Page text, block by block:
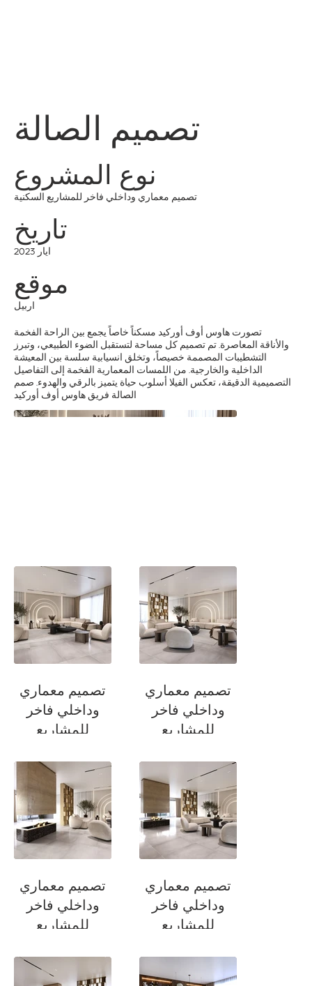
تصميم الصالة
نوع المشروع
تصميم معماري وداخلي فاخر للمشاريع السكنية
تاريخ
ايار 2023
موقع
اربيل
تصورت هاوس أوف أوركيد مسكناً خاصاً يجمع بين الراحة الفخمة
والأناقة المعاصرة. تم تصميم كل مساحة لتستقبل الضوء الطبيعي، وتبرز
التشطيبات المصممة خصيصاً، وتخلق انسيابية سلسة بين المعيشة
الداخلية والخارجية. من اللمسات المعمارية الفخمة إلى التفاصيل
التصميمية الدقيقة، تعكس الفيلا أسلوب حياة يتميز بالرقي والهدوء. صمم
الصالة فريق هاوس أوف أوركيد
تصميم معماري
وداخلي فاخر
للمشاريع
صالة جلوس
تصميم معماري
وداخلي فاخر
للمشاريع
صالة جلوس
تصميم معماري
وداخلي فاخر
للمشاريع
صالة الجلوس
تصميم معماري
وداخلي فاخر
للمشاريع